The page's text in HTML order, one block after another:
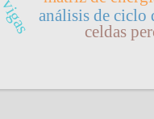
análisis de ciclo
celdas
vigas